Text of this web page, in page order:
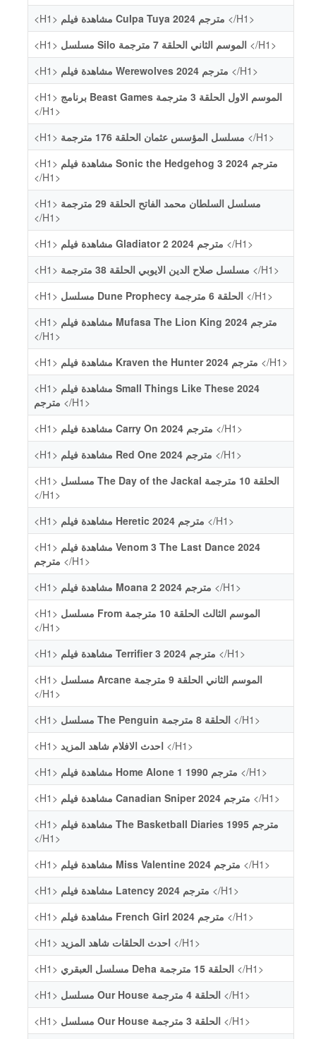
<H1>
مشاهدة فيلم Culpa Tuya 2024 مترجم </H1>
<H1>
مسلسل Silo الموسم الثاني الحلقة 7 مترجمة </H1>
<H1>
مشاهدة فيلم Werewolves 2024 مترجم </H1>
<H1>
برنامج Beast Games الموسم الاول الحلقة 3 مترجمة
</H1>
<H1>
مسلسل المؤسس عثمان الحلقة 176 مترجمة </H1>
<H1>
مشاهدة فيلم Sonic the Hedgehog 3 2024 مترجم
</H1>
<H1>
مسلسل السلطان محمد الفاتح الحلقة 29 مترجمة
</H1>
<H1>
مشاهدة فيلم Gladiator 2 2024 مترجم </H1>
<H1>
مسلسل صلاح الدين الايوبي الحلقة 38 مترجمة </H1>
<H1>
مسلسل Dune Prophecy الحلقة 6 مترجمة </H1>
<H1>
مشاهدة فيلم Mufasa The Lion King 2024 مترجم
</H1>
<H1>
مشاهدة فيلم Kraven the Hunter 2024 مترجم </H1>
<H1> مشاهدة فيلم Small Things Like These 2024
مترجم </H1>
<H1>
مشاهدة فيلم Carry On 2024 مترجم </H1>
<H1>
مشاهدة فيلم Red One 2024 مترجم </H1>
<H1>
مسلسل The Day of the Jackal الحلقة 10 مترجمة
</H1>
<H1>
مشاهدة فيلم Heretic 2024 مترجم </H1>
<H1> مشاهدة فيلم Venom 3 The Last Dance 2024
مترجم </H1>
<H1>
مشاهدة فيلم Moana 2 2024 مترجم </H1>
<H1>
مسلسل From الموسم الثالث الحلقة 10 مترجمة
</H1>
<H1>
مشاهدة فيلم Terrifier 3 2024 مترجم </H1>
<H1>
مسلسل Arcane الموسم الثاني الحلقة 9 مترجمة
</H1>
<H1>
مسلسل The Penguin الحلقة 8 مترجمة </H1>
<H1>
</H1>
<H1>
مشاهدة فيلم Home Alone 1 1990 مترجم </H1>
<H1>
مشاهدة فيلم Canadian Sniper 2024 مترجم </H1>
<H1>
مشاهدة فيلم The Basketball Diaries 1995 مترجم
</H1>
<H1>
مشاهدة فيلم Miss Valentine 2024 مترجم </H1>
<H1>
مشاهدة فيلم Latency 2024 مترجم </H1>
<H1>
مشاهدة فيلم French Girl 2024 مترجم </H1>
<H1>
</H1>
<H1>
مسلسل العبقري Deha الحلقة 15 مترجمة </H1>
<H1>
مسلسل Our House الحلقة 4 مترجمة </H1>
<H1>
مسلسل Our House الحلقة 3 مترجمة </H1>